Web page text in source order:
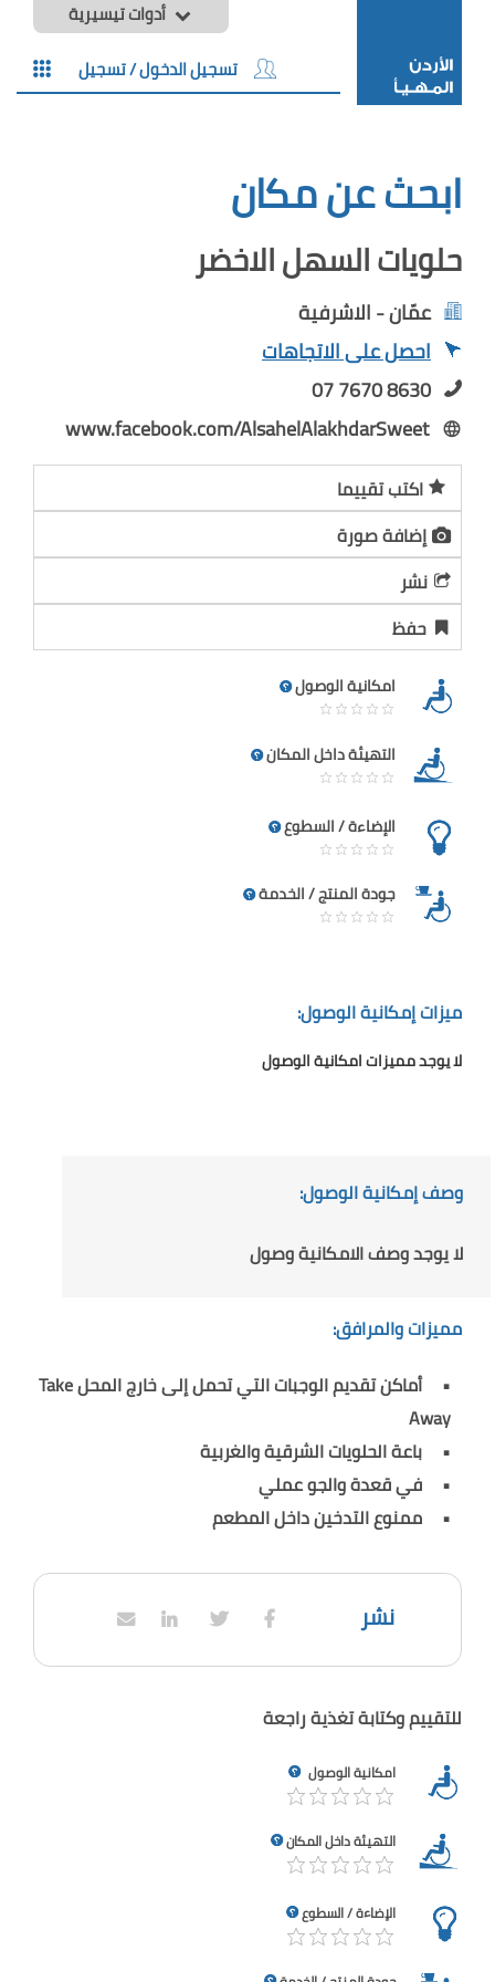
أدوات تيسيرية
تسجيل الدخول / تسجيل
ابحث عن مكان
حلويات السهل الاخضر
عمّان - الاشرفية
احصل على الاتجاهات
07 7670 8630
www.facebook.com/AlsahelAlakhdarSweet
اكتب تقييما
إضافة صورة
نشر
حفظ
امكانية الوصول
التهيئة داخل المكان
الإضاءة / السطوع
جودة المنتج / الخدمة
ميزات إمكانية الوصول:
لا يوجد مميزات امكانية الوصول
وصف إمكانية الوصول:
لا يوجد وصف الامكانية وصول
مميزات والمرافق:
أماكن تقديم الوجبات التي تحمل إلى خارج المحل Take
Away
باعة الحلويات الشرقية والغربية
في قعدة والجو عملي
ممنوع التدخين داخل المطعم
نشر
للتقييم وكتابة تغذية راجعة
امكانية الوصول
التهيئة داخل المكان
الإضاءة / السطوع